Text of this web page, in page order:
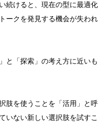
続けると、現在の型に最適化
ークを発見する機会が失われ
と「探索」の考え方に近いも
肢を使うことを「活用」と呼
いない新しい選択肢を試すこ